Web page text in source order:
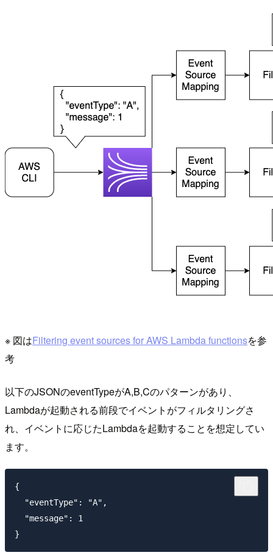
※ 図はFiltering event sources for AWS Lambda functionsを参
考
以下のJSONのeventTypeがA,B,Cのパターンがあり、
Lambdaが起動される前段でイベントがフィルタリングさ
れ、イベントに応じたLambdaを起動することを想定してい
ます。
{
  "eventType": "A",
  "message": 1